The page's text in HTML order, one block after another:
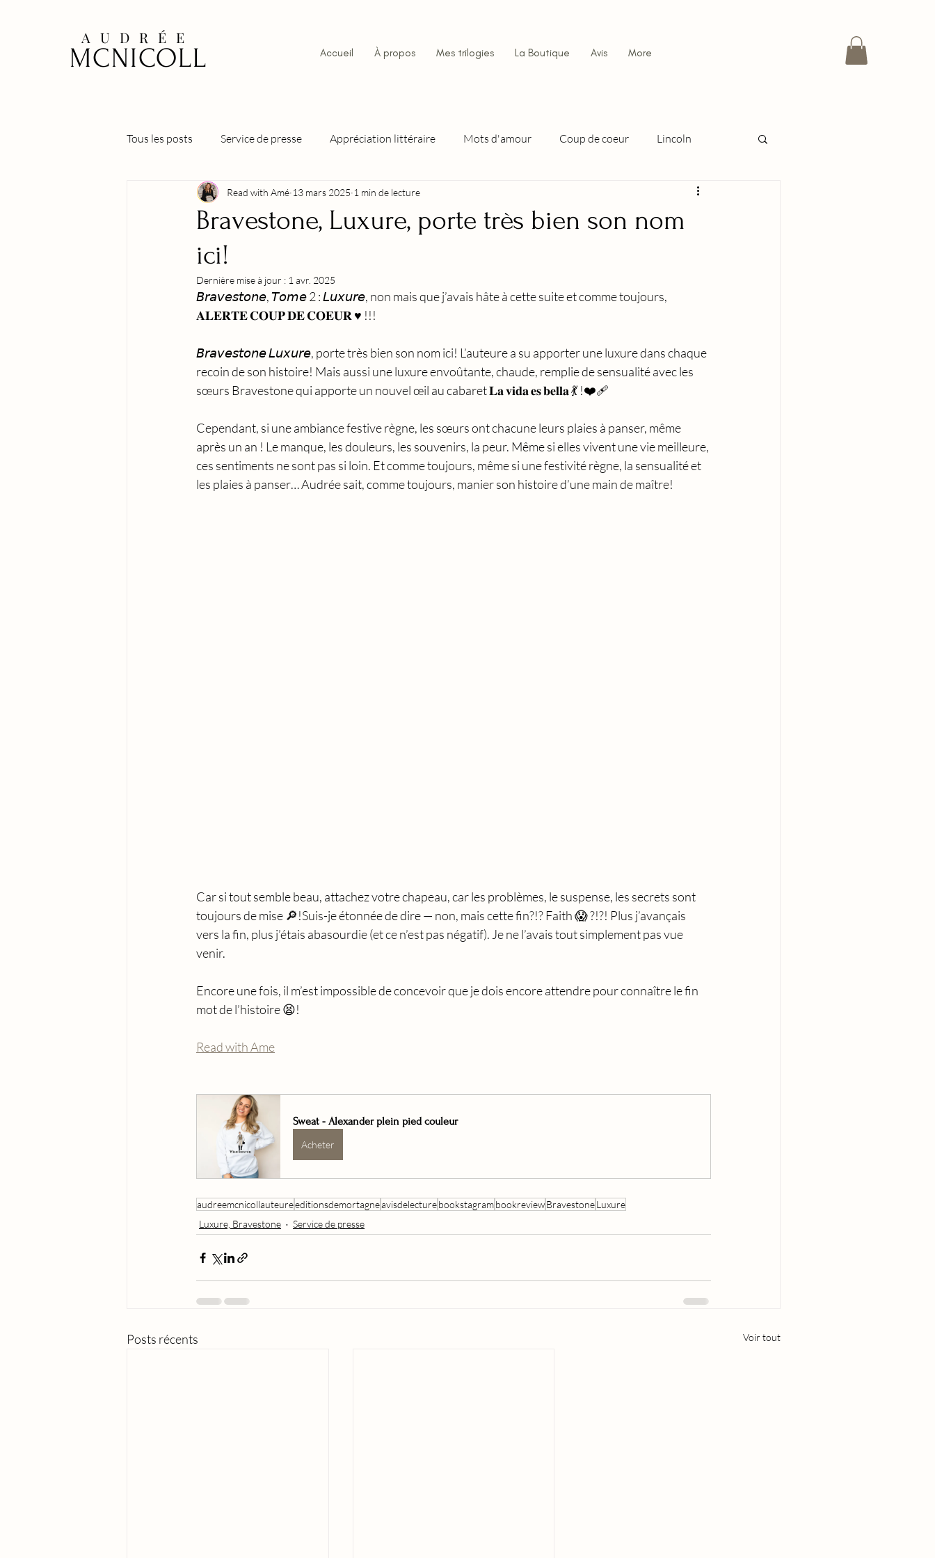
AUDRÉE
MCNICOLL Accueil À propos Mes trilogies La Boutique Avis More
Tous les posts Service de presse Appréciation littéraire Mots d'amour Coup de coeur Lincoln
Alexander La série complète Tennessee, l'huile et le feu Tennessee, La passion ou la raison
Tennessee, Te détester ou t'aimer
Bravestone, Luxure, porte très bien son nom
ici!
Read with Amé 13 mars 2025 1 min de lecture
Dernière mise à jour : 1 avr. 2025
𝘉𝘳𝘢𝘷𝘦𝘴𝘵𝘰𝘯𝘦, 𝘛𝘰𝘮𝘦 2 : 𝘓𝘶𝘹𝘶𝘳𝘦, non mais que j’avais hâte à cette suite et comme toujours,
𝐀𝐋𝐄𝐑𝐓𝐄 𝐂𝐎𝐔𝐏 𝐃𝐄 𝐂𝐎𝐄𝐔𝐑 ♥️ !!!
𝘉𝘳𝘢𝘷𝘦𝘴𝘵𝘰𝘯𝘦 𝘓𝘶𝘹𝘶𝘳𝘦, porte très bien son nom ici! L’auteure a su apporter une luxure dans chaque
recoin de son histoire! Mais aussi une luxure envoûtante, chaude, remplie de sensualité avec les
sœurs Bravestone qui apporte un nouvel œil au cabaret 𝐋𝐚 𝐯𝐢𝐝𝐚 𝐞𝐬 𝐛𝐞𝐥𝐥𝐚 💃 !❤️‍🩹
Cependant, si une ambiance festive règne, les sœurs ont chacune leurs plaies à panser, même
après un an ! Le manque, les douleurs, les souvenirs, la peur. Même si elles vivent une vie meilleure,
ces sentiments ne sont pas si loin. Et comme toujours, même si une festivité règne, la sensualité et
les plaies à panser… Audrée sait, comme toujours, manier son histoire d’une main de maître!
Car si tout semble beau, attachez votre chapeau, car les problèmes, le suspense, les secrets sont
toujours de mise 🔎!Suis-je étonnée de dire — non, mais cette fin?!? Faith 😱 ?!?! Plus j’avançais
vers la fin, plus j’étais abasourdie (et ce n’est pas négatif). Je ne l’avais tout simplement pas vue
venir.
Encore une fois, il m’est impossible de concevoir que je dois encore attendre pour connaître le fin
mot de l’histoire 😫!
Read with Ame
Sweat - Alexander plein pied couleur
Acheter
audreemcnicollauteureeditionsdemortagneavisdelecturebookstagrambookreviewBravestoneLuxure
Luxure, Bravestone
Service de presse
Posts récents Voir tout